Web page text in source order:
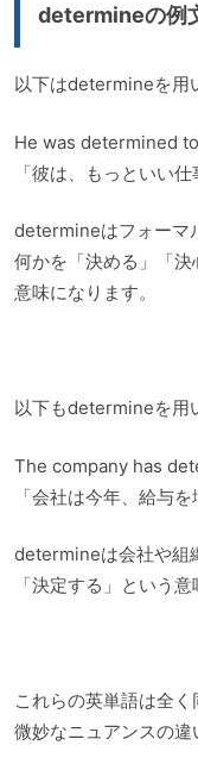
determineの例
以下はdetermineを用
He was determined
「彼は、もっといい
determineはフォーマ
何かを「決める」「決
意味になります。
以下もdetermineを用
The company has
「会社は今年、給与
determineは会社や組
「決定する」という
これらの英単語は全く
微妙なニュアンスの違